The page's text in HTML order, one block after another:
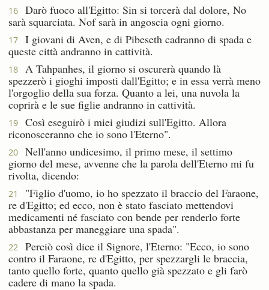
16
Darò fuoco all'Egitto: Sin si torcerà dal dolore, No
sarà squarciata. Nof sarà in angoscia ogni giorno.
17
I giovani di Aven, e di Pibeseth cadranno di spada e
queste città andranno in cattività.
18
A Tahpanhes, il giorno si oscurerà quando là
spezzerò i gioghi imposti dall'Egitto; e in essa verrà meno
l'orgoglio della sua forza. Quanto a lei, una nuvola la
coprirà e le sue figlie andranno in cattività.
19
Così eseguirò i miei giudizi sull'Egitto. Allora
riconosceranno che io sono l'Eterno".
20
Nell'anno undicesimo, il primo mese, il settimo
giorno del mese, avvenne che la parola dell'Eterno mi fu
rivolta, dicendo:
21
"Figlio d'uomo, io ho spezzato il braccio del Faraone,
re d'Egitto; ed ecco, non è stato fasciato mettendovi
medicamenti né fasciato con bende per renderlo forte
abbastanza per maneggiare una spada".
22
Perciò così dice il Signore, l'Eterno: "Ecco, io sono
contro il Faraone, re d'Egitto, per spezzargli le braccia,
tanto quello forte, quanto quello già spezzato e gli farò
cadere di mano la spada.